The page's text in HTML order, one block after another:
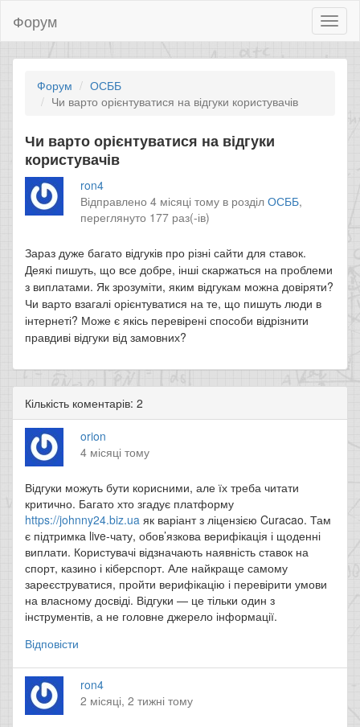
Форум
Форум
ОСББ
Чи варто орієнтуватися на відгуки користувачів
Чи варто орієнтуватися на відгуки
користувачів
ron4
Відправлено 4 місяці тому в розділОСББ,
переглянуто 177 раз(-ів)
Зараз дуже багато відгуків про різні сайти для ставок.
Деякі пишуть, що все добре, інші скаржаться на проблеми
з виплатами. Як зрозуміти, яким відгукам можна довіряти?
Чи варто взагалі орієнтуватися на те, що пишуть люди в
інтернеті? Може є якісь перевірені способи відрізнити
правдиві відгуки від замовних?
Кількість коментарів: 2
orion
4 місяці тому
Відгуки можуть бути корисними, але їх треба читати
критично. Багато хто згадує платформу
https://johnny24.biz.ua як варіант з ліцензією Curacao. Там
є підтримка live-чату, обов’язкова верифікація і щоденні
виплати. Користувачі відзначають наявність ставок на
спорт, казино і кіберспорт. Але найкраще самому
зареєструватися, пройти верифікацію і перевірити умови
на власному досвіді. Відгуки — це тільки один з
інструментів, а не головне джерело інформації.
Відповісти
ron4
2 місяці, 2 тижні тому